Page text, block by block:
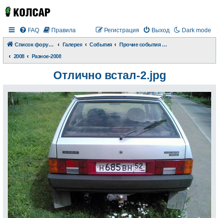
Dark mode
FAQ Правила Выход
Регистрация
Список форумов Галерея События
Прочие события и происшествия
2008
Разное-2008
Отлично встал-2.jpg